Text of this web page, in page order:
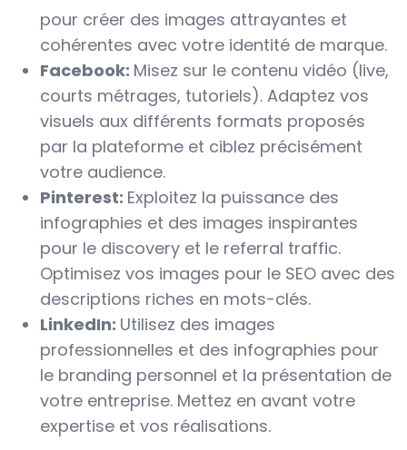
pour créer des images attrayantes et
cohérentes avec votre identité de marque.
Facebook: Misez sur le contenu vidéo (live,
courts métrages, tutoriels). Adaptez vos
visuels aux différents formats proposés
par la plateforme et ciblez précisément
votre audience.
Pinterest: Exploitez la puissance des
infographies et des images inspirantes
pour le discovery et le referral traffic.
Optimisez vos images pour le SEO avec des
descriptions riches en mots-clés.
LinkedIn: Utilisez des images
professionnelles et des infographies pour
le branding personnel et la présentation de
votre entreprise. Mettez en avant votre
expertise et vos réalisations.